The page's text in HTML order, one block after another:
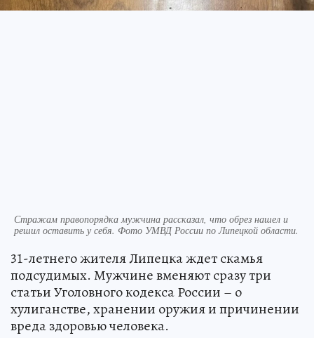
Стражам правопорядка мужчина рассказал, что обрез нашел и
решил оставить у себя. Фото УМВД России по Липецкой области.
31-летнего жителя Липецка ждет скамья
подсудимых. Мужчине вменяют сразу три
статьи Уголовного кодекса России – о
хулиганстве, хранении оружия и причинении
вреда здоровью человека.